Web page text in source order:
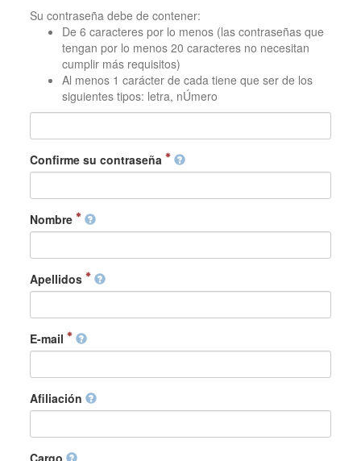
Su contraseña debe de contener:
De 6 caracteres por lo menos (las contraseñas que
tengan por lo menos 20 caracteres no necesitan
cumplir más requisitos)
Al menos 1 carácter de cada tiene que ser de los
siguientes tipos: letra, nÚmero
Confirme su contraseña
Nombre
Apellidos
E-mail
Afiliación
Cargo